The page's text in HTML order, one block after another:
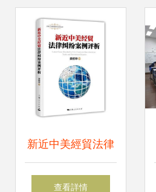
新近中美經貿法律
糾紛案例評析
查看詳情